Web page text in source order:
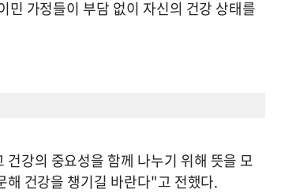
민 가정들이 부담 없이 자신의 건강 상태를
강의 중요성을 함께 나누기 위해 뜻을 모
건강을 챙기길 바란다"고 전했다.